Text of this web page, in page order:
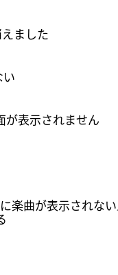
ました
が表示されません
楽曲が表示されな
た